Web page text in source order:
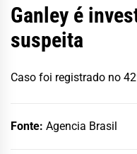
Ganley é
suspeita
Caso foi registrado no
Fonte: Agencia Brasil